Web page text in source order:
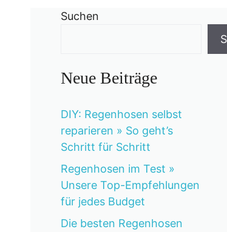
Suchen
Neue Beiträge
DIY: Regenhosen selbst
reparieren » So geht’s
Schritt für Schritt
Regenhosen im Test »
Unsere Top-Empfehlungen
für jedes Budget
Die besten Regenhosen